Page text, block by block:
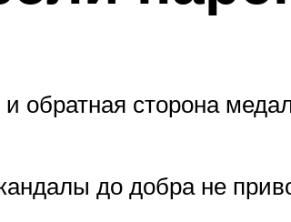
обратная сторона
до добра не